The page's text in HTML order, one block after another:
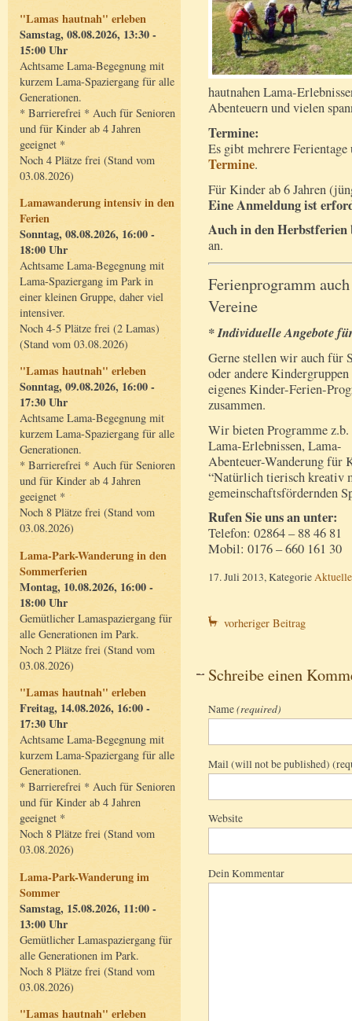
"Lamas hautnah" erleben
Samstag, 08.08.2026, 13:30 -
15:00 Uhr
Achtsame Lama-Begegnung mit
kurzem Lama-Spaziergang für alle
Generationen.
* Barrierefrei * Auch für Senioren
und für Kinder ab 4 Jahren
geeignet *
Noch 4 Plätze frei (Stand vom
03.08.2026)
Lamawanderung intensiv in den
Ferien
Sonntag, 08.08.2026, 16:00 -
18:00 Uhr
Achtsame Lama-Begegnung mit
Lama-Spaziergang im Park in
einer kleinen Gruppe, daher viel
intensiver.
Noch 4-5 Plätze frei (2 Lamas)
(Stand vom 03.08.2026)
"Lamas hautnah" erleben
Sonntag, 09.08.2026, 16:00 -
17:30 Uhr
Achtsame Lama-Begegnung mit
kurzem Lama-Spaziergang für alle
Generationen.
* Barrierefrei * Auch für Senioren
und für Kinder ab 4 Jahren
geeignet *
Noch 8 Plätze frei (Stand vom
03.08.2026)
Lama-Park-Wanderung in den
Sommerferien
Montag, 10.08.2026, 16:00 -
18:00 Uhr
Gemütlicher Lamaspaziergang für
alle Generationen im Park.
Noch 2 Plätze frei (Stand vom
03.08.2026)
"Lamas hautnah" erleben
Freitag, 14.08.2026, 16:00 -
17:30 Uhr
Achtsame Lama-Begegnung mit
kurzem Lama-Spaziergang für alle
Generationen.
* Barrierefrei * Auch für Senioren
und für Kinder ab 4 Jahren
geeignet *
Noch 8 Plätze frei (Stand vom
03.08.2026)
Lama-Park-Wanderung im
Sommer
Samstag, 15.08.2026, 11:00 -
13:00 Uhr
Gemütlicher Lamaspaziergang für
alle Generationen im Park.
Noch 8 Plätze frei (Stand vom
03.08.2026)
"Lamas hautnah" erleben
hautnahen Lama-
Abenteuern und vielen
Termine:
Es gibt mehrere
Termine.
Für Kinder ab 6 Jahren
Eine Anmeldung ist
Auch in den Herbstferien
an.
Ferienprogramm
Vereine
* Individuelle Angebote
Gerne stellen wir auch für
oder andere
eigenes Kinder-Ferien-
zusammen.
Wir bieten Programme
Lama-Erlebnissen, Lama-
Abenteuer-Wanderung für
“Natürlich tierisch kreativ
gemeinschaftsfördernden
Rufen Sie uns an unter:
Telefon: 02864 – 88 46 81
Mobil: 0176 – 660 161 30
17. Juli 2013, Kategorie
vorheriger Beitrag
Schreibe einen
Name(required)
Mail (will not be published)
Website
Dein Kommentar